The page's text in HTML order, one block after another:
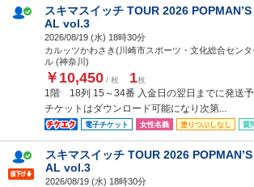
スキマスイッチ TOUR 2026
AL vol.3
2026/08/19 (水) 18時30分
カルッツかわさき(川崎市スポーツ・文化総合セン
ル (神奈川)
￥10,450 / 枚 1枚
1階 18列 15～34番 入金日の翌日までに発送
チケットはダウンロード可能になり次第...
電子チケット 女性名義 塗りつぶしなし 質
スキマスイッチ TOUR 2026
AL vol.3
2026/08/19 (水) 18時30分